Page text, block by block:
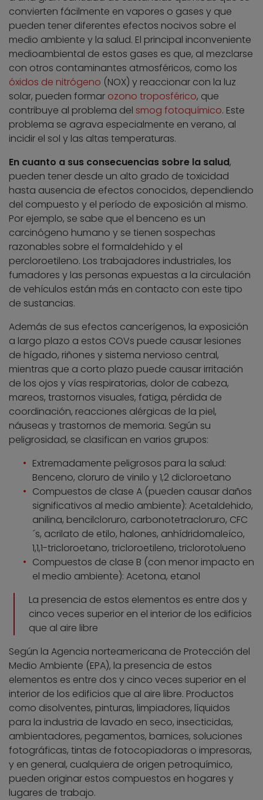
convierten fácilmente en vapores o gases y que
pueden tener diferentes efectos nocivos sobre el
medio ambiente y la salud. El principal inconveniente
medioambiental de estos gases es que, al mezclarse
con otros contaminantes atmosféricos, como los
óxidos de nitrógeno (NOX) y reaccionar con la luz
solar, pueden formar ozono troposférico, que
contribuye al problema del smog fotoquímico. Este
problema se agrava especialmente en verano, al
incidir el sol y las altas temperaturas.
En cuanto a sus consecuencias sobre la salud,
pueden tener desde un alto grado de toxicidad
hasta ausencia de efectos conocidos, dependiendo
del compuesto y el período de exposición al mismo.
Por ejemplo, se sabe que el benceno es un
carcinógeno humano y se tienen sospechas
razonables sobre el formaldehído y el
percloroetileno. Los trabajadores industriales, los
fumadores y las personas expuestas a la circulación
de vehículos están más en contacto con este tipo
de sustancias.
Además de sus efectos cancerígenos, la exposición
a largo plazo a estos COVs puede causar lesiones
de hígado, riñones y sistema nervioso central,
mientras que a corto plazo puede causar irritación
de los ojos y vías respiratorias, dolor de cabeza,
mareos, trastornos visuales, fatiga, pérdida de
coordinación, reacciones alérgicas de la piel,
náuseas y trastornos de memoria. Según su
peligrosidad, se clasifican en varios grupos:
Extremadamente peligrosos para la salud:
Benceno, cloruro de vinilo y 1,2 dicloroetano
Compuestos de clase A (pueden causar daños
significativos al medio ambiente): Acetaldehido,
anilina, bencilcloruro, carbonotetracloruro, CFC
´s, acrilato de etilo, halones, anhídridomaleíco,
1,1,1-tricloroetano, tricloroetileno, triclorotolueno
Compuestos de clase B (con menor impacto en
el medio ambiente): Acetona, etanol
La presencia de estos elementos es entre dos y
cinco veces superior en el interior de los edificios
que al aire libre
Según la Agencia norteamericana de Protección del
Medio Ambiente (EPA), la presencia de estos
elementos es entre dos y cinco veces superior en el
interior de los edificios que al aire libre. Productos
como disolventes, pinturas, limpiadores, líquidos
para la industria de lavado en seco, insecticidas,
ambientadores, pegamentos, barnices, soluciones
fotográficas, tintas de fotocopiadoras o impresoras,
y en general, cualquiera de origen petroquímico,
pueden originar estos compuestos en hogares y
lugares de trabajo.